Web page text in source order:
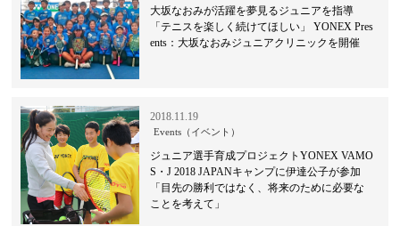
大坂なおみが活躍を夢見るジュニアを指導
「テニスを楽しく続けてほしい」 YONEX Pres
ents：大坂なおみジュニアクリニックを開催
2018.11.19
Events（イベント）
ジュニア選手育成プロジェクトYONEX VAMO
S・J 2018 JAPANキャンプに伊達公子が参加
「目先の勝利ではなく、将来のために必要な
ことを考えて」